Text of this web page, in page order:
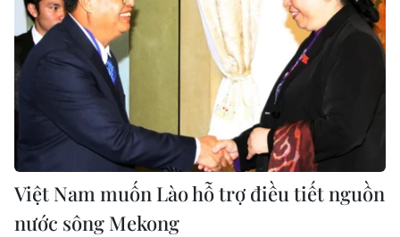
Việt Nam muốn Lào hỗ trợ điều tiết nguồn
nước sông M​ekong